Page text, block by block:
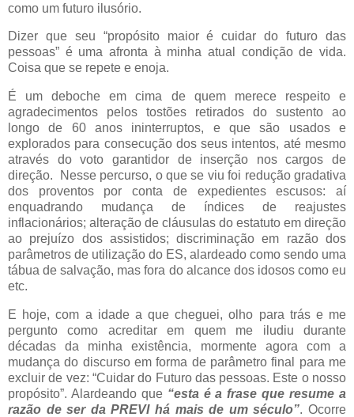
como um futuro ilusório.
Dizer que seu “propósito maior é cuidar do futuro das
pessoas” é uma afronta à minha atual condição de vida.
Coisa que se repete e enoja.
É um deboche em cima de quem merece respeito e
agradecimentos pelos tostões retirados do sustento ao
longo de 60 anos ininterruptos, e que são usados e
explorados para consecução dos seus intentos, até mesmo
através do voto garantidor de inserção nos cargos de
direção.
Nesse percurso, o que se viu foi redução gradativa
dos proventos por conta de expedientes escusos: aí
enquadrando mudança de índices de reajustes
inflacionários; alteração de cláusulas do estatuto em direção
ao prejuízo dos assistidos; discriminação em razão dos
parâmetros de utilização do ES, alardeado como sendo uma
tábua de salvação, mas fora do alcance dos idosos como eu
etc.
E hoje, com a idade a que cheguei, olho para trás e me
pergunto como acreditar em quem me iludiu durante
décadas da minha existência, mormente agora com a
mudança do discurso em forma de parâmetro final para me
excluir de vez: “Cuidar do Futuro das pessoas. Este o nosso
propósito”. Alardeando que “esta é a frase que resume a
razão de ser da PREVI há mais de um século”. Ocorre